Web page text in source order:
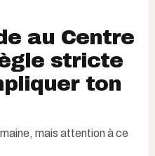
au Centre
stricte
ton
mais attention à ce